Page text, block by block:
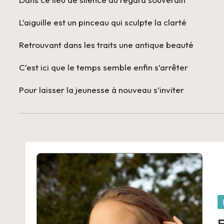
L’aiguille est un pinceau qui sculpte la clarté
Retrouvant dans les traits une antique beauté
C’est ici que le temps semble enfin s’arrêter
Pour laisser la jeunesse à nouveau s’inviter